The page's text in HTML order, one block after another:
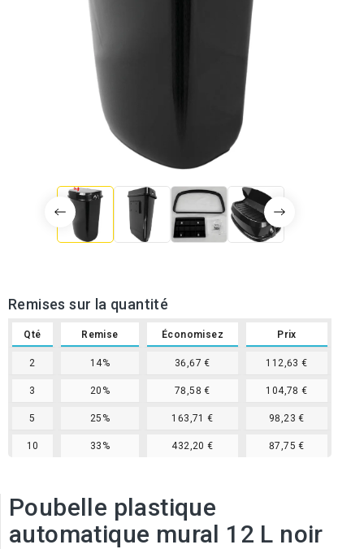
Remises sur la quantité
Qté Remise Économisez Prix
2 14% 36,67 € 112,63 €
3 20% 78,58 € 104,78 €
5 25% 163,71 € 98,23 €
10 33% 432,20 € 87,75 €
Poubelle plastique
automatique mural 12 L noir